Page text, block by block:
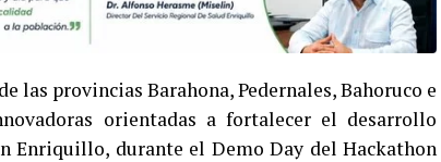
las provincias Barahona, Pedernales, Bahoruco e
orientadas a fortalecer el desarrollo
durante el Demo Day del Hackathon